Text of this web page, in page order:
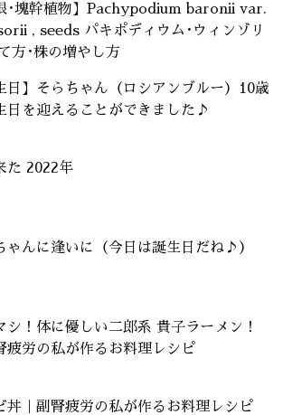
･塊幹植物】Pachypodium baronii var.
, seeds パキポディウム･ウィンゾリ
方･株の増やし方
日】そらちゃん（ロシアンブルー）10歳
日を迎えることができました♪
た 2022年
ゃんに逢いに（今日は誕生日だね♪）
シ！体に優しい二郎系 貴子ラーメン！
疲労の私が作るお料理レシピ
丼｜副腎疲労の私が作るお料理レシピ